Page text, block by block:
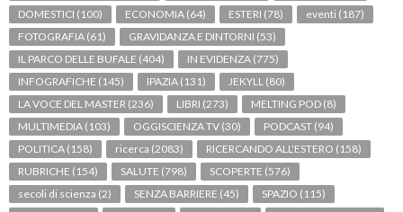
DOMESTICI (100) ECONOMIA (64) ESTERI (78) eventi (187)
FOTOGRAFIA (61) GRAVIDANZA E DINTORNI (53)
IL PARCO DELLE BUFALE (404) IN EVIDENZA (775)
INFOGRAFICHE (145) IPAZIA (131) JEKYLL (80)
LA VOCE DEL MASTER (236) LIBRI (273) MELTING POD (8)
MULTIMEDIA (103) OGGISCIENZA TV (30) PODCAST (94)
POLITICA (158) ricerca (2083) RICERCANDO ALL'ESTERO (158)
RUBRICHE (154) SALUTE (798) SCOPERTE (576)
secoli di scienza (2) SENZA BARRIERE (45) SPAZIO (115)